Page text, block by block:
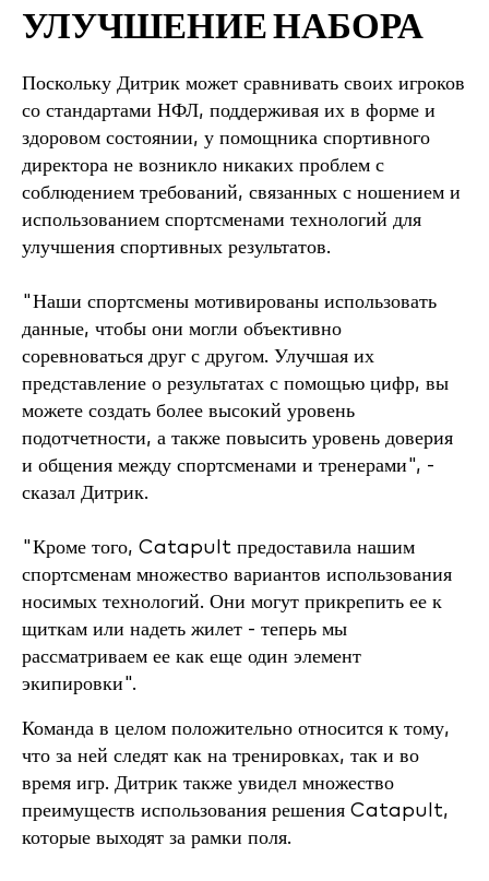
УЛУЧШЕНИЕ НАБОРА
Поскольку Дитрик может сравнивать своих игроков
со стандартами НФЛ, поддерживая их в форме и
здоровом состоянии, у помощника спортивного
директора не возникло никаких проблем с
соблюдением требований, связанных с ношением и
использованием спортсменами технологий для
улучшения спортивных результатов.
"Наши спортсмены мотивированы использовать
данные, чтобы они могли объективно
соревноваться друг с другом. Улучшая их
представление о результатах с помощью цифр, вы
можете создать более высокий уровень
подотчетности, а также повысить уровень доверия
и общения между спортсменами и тренерами", -
сказал Дитрик.
"Кроме того, Catapult предоставила нашим
спортсменам множество вариантов использования
носимых технологий. Они могут прикрепить ее к
щиткам или надеть жилет - теперь мы
рассматриваем ее как еще один элемент
экипировки".
Команда в целом положительно относится к тому,
что за ней следят как на тренировках, так и во
время игр. Дитрик также увидел множество
преимуществ использования решения Catapult,
которые выходят за рамки поля.